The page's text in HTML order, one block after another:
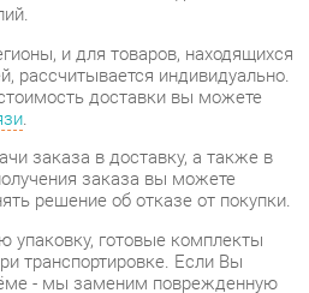
.
заказа в доставку, а также в
заказа вы можете
решение об отказе от покупки.
готовые комплекты
Если Вы
- мы заменим поврежденную
товара -бесплатна.
1 год, а на некоторые модели – 2